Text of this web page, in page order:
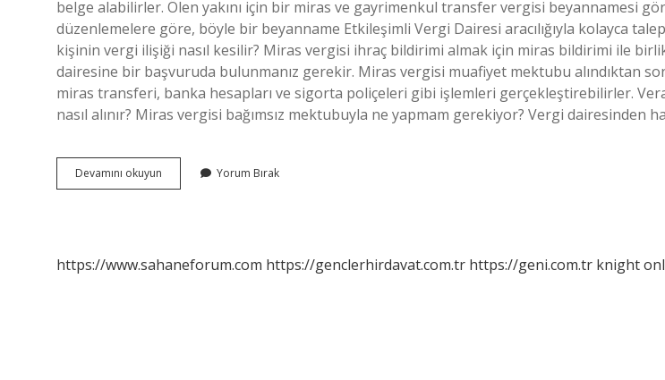
belge alabilirler. Ölen yakını için bir miras ve gayrimenkul transfer vergisi beyannamesi
düzenlemelere göre, böyle bir beyanname Etkileşimli Vergi Dairesi aracılığıyla kolayca
kişinin vergi ilişiği nasıl kesilir? Miras vergisi ihraç bildirimi almak için miras bildirimi ile
dairesine bir başvuruda bulunmanız gerekir. Miras vergisi muafiyet mektubu alındıktan
miras transferi, banka hesapları ve sigorta poliçeleri gibi işlemleri gerçekleştirebilirler.
nasıl alınır? Miras vergisi bağımsız mektubuyla ne yapmam gerekiyor? Vergi dairesinden
Devamını okuyun
Ilişiği
Yorum Bırak
https://www.sahaneforum.com https://genclerhirdavat.com.tr https://geni.com.tr knight